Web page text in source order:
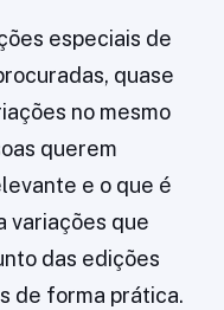
especiais de
quase
no mesmo
querem
e o que é
variações que
das edições
de forma prática.